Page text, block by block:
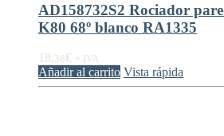
AD158732S2 Rociador
K80 68º blanco RA1335
18,38€ + IVA
Añadir al carrito Vista rápida